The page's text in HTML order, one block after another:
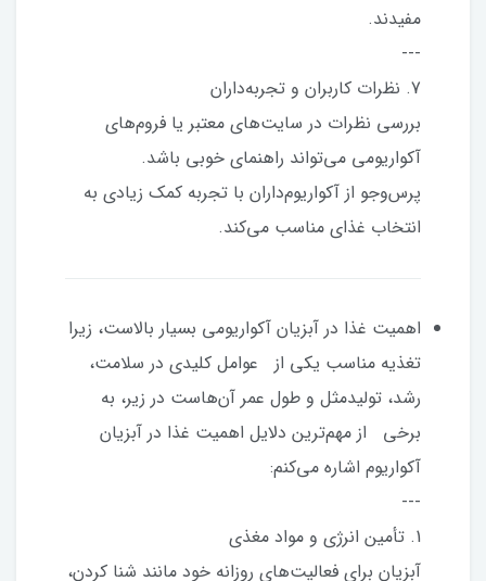
مفیدند.
---
7. نظرات کاربران و تجربه‌داران
بررسی نظرات در سایت‌های معتبر یا فروم‌های
آکواریومی می‌تواند راهنمای خوبی باشد.
پرس‌وجو از آکواریوم‌داران با تجربه کمک زیادی به
انتخاب غذای مناسب می‌کند.
اهمیت غذا در آبزیان آکواریومی بسیار بالاست، زیرا
تغذیه مناسب یکی از عوامل کلیدی در سلامت،
رشد، تولیدمثل و طول عمر آن‌هاست در زیر، به
برخی از مهم‌ترین دلایل اهمیت غذا در آبزیان
آکواریوم اشاره می‌کنم:
---
1. تأمین انرژی و مواد مغذی
آبزیان برای فعالیت‌های روزانه خود مانند شنا کردن،